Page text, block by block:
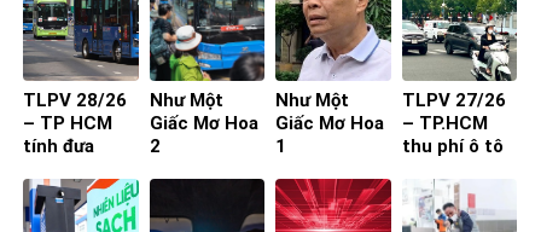
TLPV 28/26
– TP HCM
tính đưa
vào đường
nhỏ, khu dân
Như Một
Giấc Mơ Hoa
2
Như Một
Giấc Mơ Hoa
1
TLPV 27/26
– TP.HCM
thu phí ô tô
tâm: Làm
sao để người